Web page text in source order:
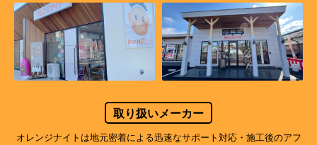
取り扱いメーカー
オレンジナイトは地元密着による迅速なサポート対応・施工後のアフ